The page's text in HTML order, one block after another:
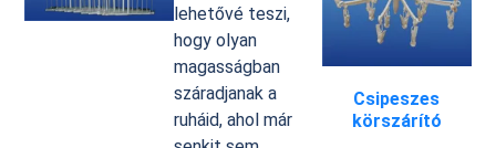
lehetővé teszi,
hogy olyan
magasságban
száradjanak a
ruháid, ahol már
Csipeszes
körszárító